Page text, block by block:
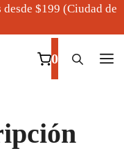
$199 (Ciudad de
0